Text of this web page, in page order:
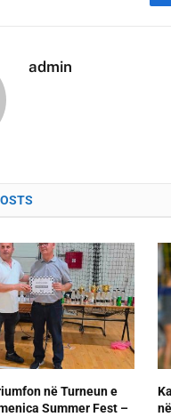
admin
në Turneun e
Summer Fest –